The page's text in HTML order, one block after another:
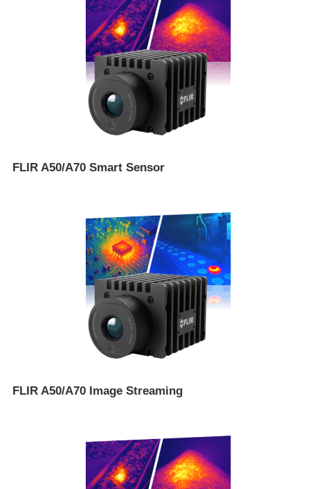
FLIR A50/A70 Smart Sensor
FLIR A50/A70 Image Streaming